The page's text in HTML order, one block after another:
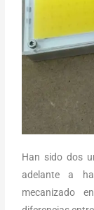
Han sido dos
adelante a
mecanizado